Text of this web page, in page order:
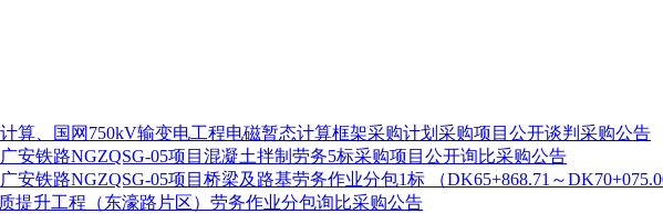
算、国网750kV输变电工程电磁暂态计算框架采购计划采购项目公开谈判采购公告
安铁路NGZQSG-05项目混凝土拌制劳务5标采购项目公开询比采购公告
安铁路NGZQSG-05项目桥梁及路基劳务作业分包1标 （DK65+868.71～
提升工程（东濠路片区）劳务作业分包询比采购公告